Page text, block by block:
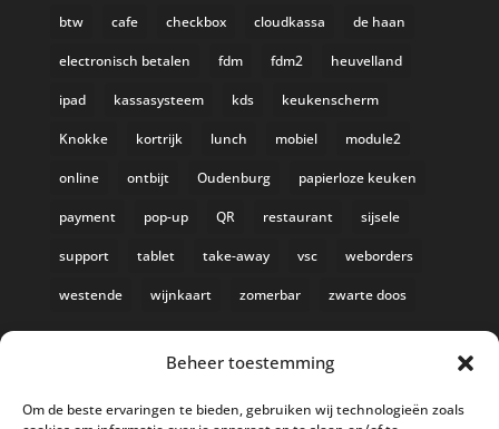
Beheer toestemming
Om de beste ervaringen te bieden, gebruiken wij technologieën zoals
btw cafe checkbox cloudkassa de haan
electronisch betalen fdm fdm2 heuvelland
ipad kassasysteem kds keukenscherm
Knokke kortrijk lunch mobiel module2
online ontbijt Oudenburg papierloze keuken
payment pop-up QR restaurant sijsele
support tablet take-away vsc weborders
westende wijnkaart zomerbar zwarte doos